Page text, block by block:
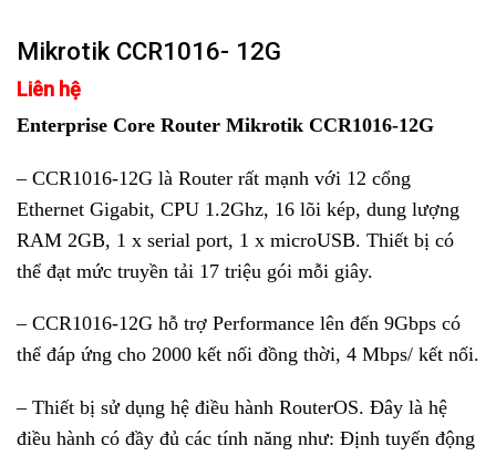
Mikrotik CCR1016- 12G
Liên hệ
Enterprise Core Router Mikrotik CCR1016-12G
– CCR1016-12G là Router rất mạnh với 12 cổng
Ethernet Gigabit, CPU 1.2Ghz, 16 lõi kép, dung lượng
RAM 2GB, 1 x serial port, 1 x microUSB. Thiết bị có
thể đạt mức truyền tải 17 triệu gói mỗi giây.
– CCR1016-12G hỗ trợ Performance lên đến 9Gbps có
thể đáp ứng cho 2000 kết nối đồng thời, 4 Mbps/ kết nối.
– Thiết bị sử dụng hệ điều hành RouterOS. Đây là hệ
điều hành có đầy đủ các tính năng như: Định tuyến động